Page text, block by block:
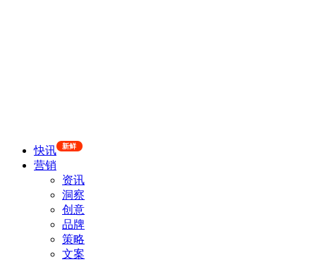
快讯 新鲜
营销
资讯
洞察
创意
品牌
策略
文案